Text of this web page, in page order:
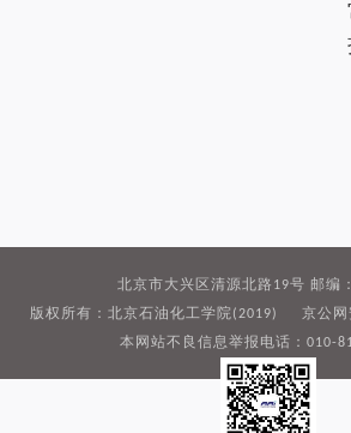
北京市大兴区清源北路19号 邮编
版权所有：北京石油化工学院(2019) 京公网
本网站不良信息举报电话：010-